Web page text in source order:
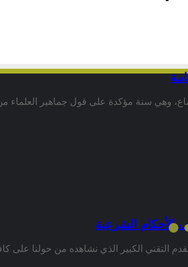
وهي سنة مؤكدة على قول جماهير العلماء
الأحكام الشرعية
التقني الكبير الذي نشاهده من حولنا على